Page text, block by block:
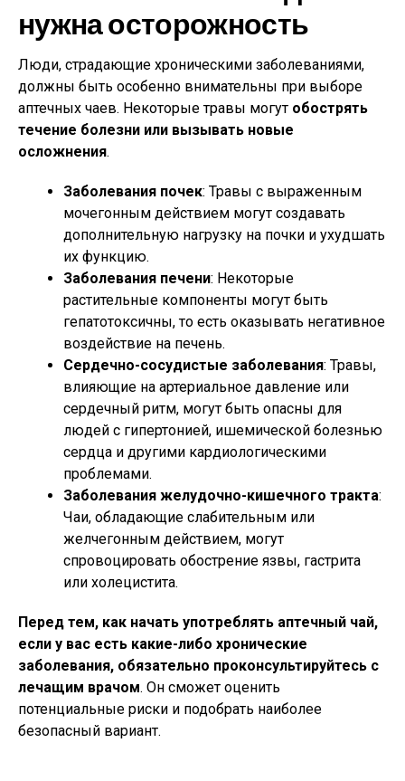
нужна осторожность
Люди, страдающие хроническими заболеваниями,
должны быть особенно внимательны при выборе
аптечных чаев. Некоторые травы могут обострять
течение болезни или вызывать новые
осложнения.
Заболевания почек: Травы с выраженным
мочегонным действием могут создавать
дополнительную нагрузку на почки и ухудшать
их функцию.
Заболевания печени: Некоторые
растительные компоненты могут быть
гепатотоксичны, то есть оказывать негативное
воздействие на печень.
Сердечно-сосудистые заболевания: Травы,
влияющие на артериальное давление или
сердечный ритм, могут быть опасны для
людей с гипертонией, ишемической болезнью
сердца и другими кардиологическими
проблемами.
Заболевания желудочно-кишечного тракта:
Чаи, обладающие слабительным или
желчегонным действием, могут
спровоцировать обострение язвы, гастрита
или холецистита.
Перед тем, как начать употреблять аптечный чай,
если у вас есть какие-либо хронические
заболевания, обязательно проконсультируйтесь с
лечащим врачом. Он сможет оценить
потенциальные риски и подобрать наиболее
безопасный вариант.